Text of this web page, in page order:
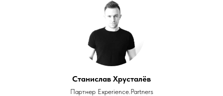
Станислав Хрусталёв
Партнер Experience.Partners